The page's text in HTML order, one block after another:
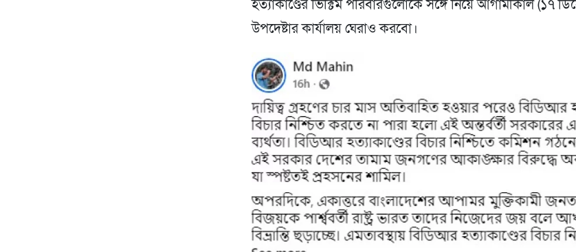
হত্যাকাণ্ডের ভিক্টিম পরিবারগুলোকে সঙ্গে নিয়ে আগামীকাল (১৭
উপদেষ্টার কার্যালয় ঘেরাও করবো।